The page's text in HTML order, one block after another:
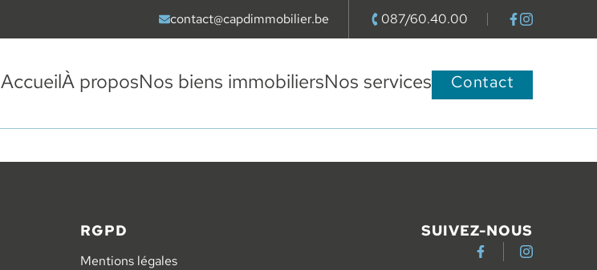
Envoyer un mail à
contact@capdimmobilier.be Téléphoner au
087/60.40.00 Voir la page
Voir la page
AccueilÀ proposNos biens immobiliersNos services Contact
RGPD
Mentions légales
SUIVEZ-NOUS
FacebookInstagram